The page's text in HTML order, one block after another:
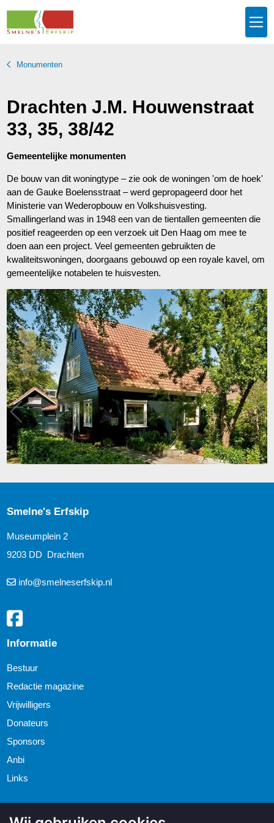
Monumenten
Drachten J.M. Houwenstraat
33, 35, 38/42
Gemeentelijke monumenten
De bouw van dit woningtype – zie ook de woningen 'om de hoek'
aan de Gauke Boelensstraat – werd gepropageerd door het
Ministerie van Wederopbouw en Volkshuisvesting.
Smallingerland was in 1948 een van de tientallen gemeenten die
positief reageerden op een verzoek uit Den Haag om mee te
doen aan een project. Veel gemeenten gebruikten de
kwaliteitswoningen, doorgaans gebouwd op een royale kavel, om
gemeentelijke notabelen te huisvesten.
Smelne's Erfskip
Museumplein 2
9203 DD Drachten
info@smelneserfskip.nl
Informatie
Bestuur
Redactie magazine
Vrijwilligers
Donateurs
Sponsors
Anbi
Links